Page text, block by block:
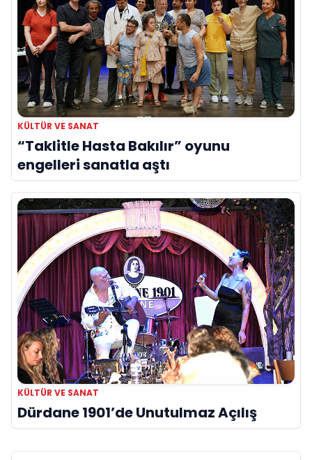
KÜLTÜR VE SANAT
“Taklitle Hasta Bakılır” oyunu
engelleri sanatla aştı
KÜLTÜR VE SANAT
Dürdane 1901’de Unutulmaz Açılış